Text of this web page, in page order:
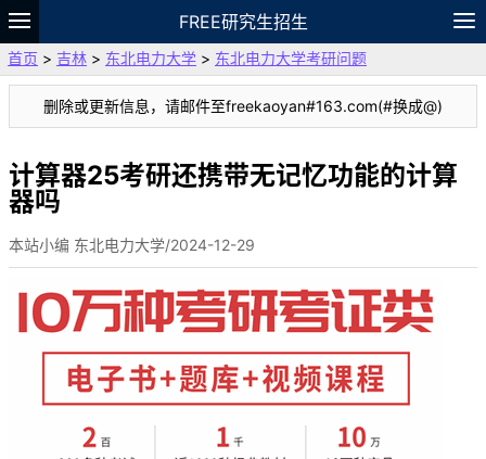
FREE研究生招生
题库
故事 专题 APP 笔记
论坛
VIP
资料
首页 > 吉林 > 东北电力大学 > 东北电力大学考研问题
删除或更新信息，请邮件至freekaoyan#163.com(#换成@)
计算器25考研还携带无记忆功能的计算
器吗
本站小编 东北电力大学/2024-12-29